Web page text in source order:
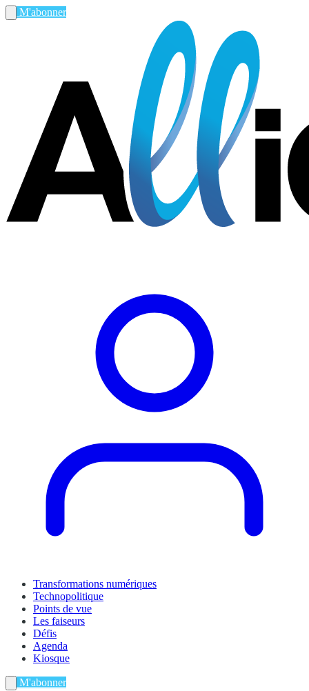
M'abonner
Transformations numériques
Technopolitique
Points de vue
Les faiseurs
Défis
Agenda
Kiosque
M'abonner